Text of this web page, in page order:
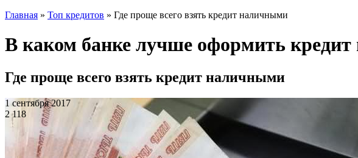
Главная » Топ кредитов » Где проще всего взять кредит наличными
В каком банке лучше оформить кредит
Где проще всего взять кредит наличными
1 сентября 2017
2 118